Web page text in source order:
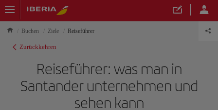
Buchen Ziele Reiseführer
Zurückkehren
Reiseführer: was man in
Santander unternehmen und
sehen kann